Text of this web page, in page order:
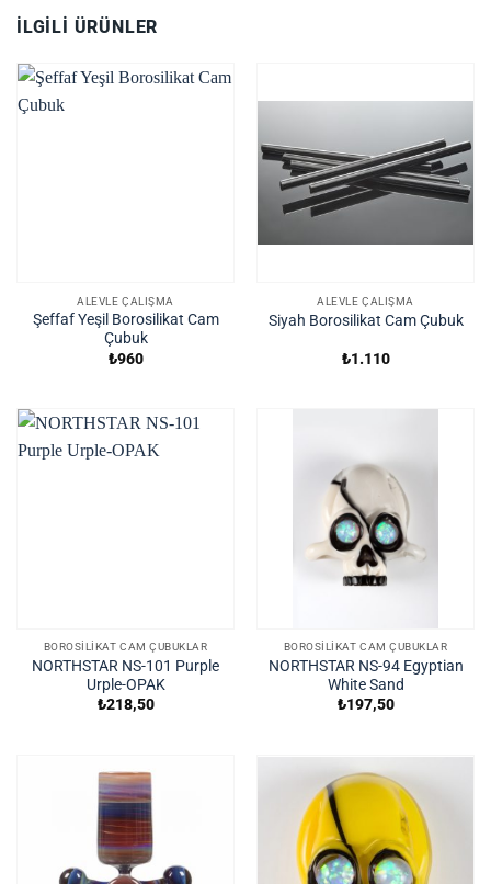
İLGILI ÜRÜNLER
ALEVLE ÇALIŞMA
Şeffaf Yeşil Borosilikat Cam
Çubuk
₺960
ALEVLE ÇALIŞMA
Siyah Borosilikat Cam Çubuk
₺1.110
BOROSILIKAT CAM ÇUBUKLAR
NORTHSTAR NS-101 Purple
Urple-OPAK
₺218,50
BOROSILIKAT CAM ÇUBUKLAR
NORTHSTAR NS-94 Egyptian
White Sand
₺197,50